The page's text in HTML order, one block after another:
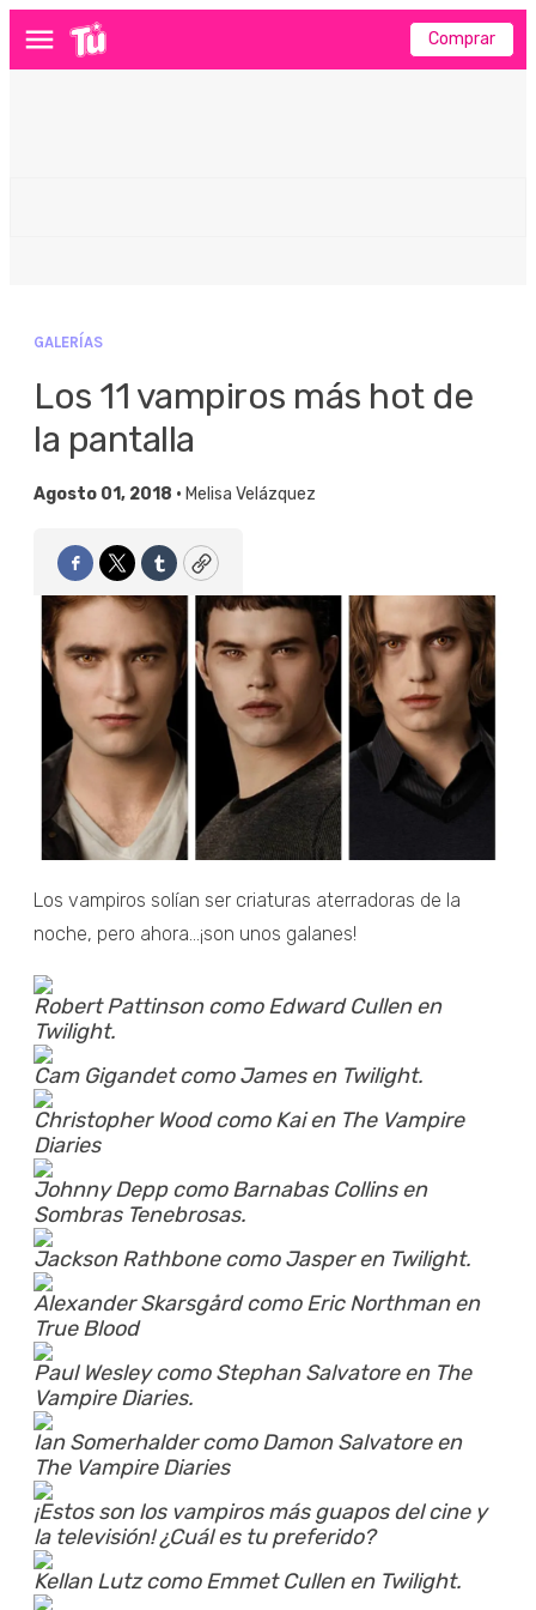
Menú Comprar
GALERÍAS
Los 11 vampiros más hot de
la pantalla
Agosto 01, 2018 • Melisa Velázquez
Facebook
TwitterTumblrCopy
Los vampiros solían ser criaturas aterradoras de la
noche, pero ahora...¡son unos galanes!
Robert Pattinson como Edward Cullen en
Twilight.
Cam Gigandet como James en Twilight.
Christopher Wood como Kai en The Vampire
Diaries
Johnny Depp como Barnabas Collins en
Sombras Tenebrosas.
Jackson Rathbone como Jasper en Twilight.
Alexander Skarsgård como Eric Northman en
True Blood
Paul Wesley como Stephan Salvatore en The
Vampire Diaries.
Ian Somerhalder como Damon Salvatore en
The Vampire Diaries
¡Estos son los vampiros más guapos del cine y
la televisión! ¿Cuál es tu preferido?
Kellan Lutz como Emmet Cullen en Twilight.